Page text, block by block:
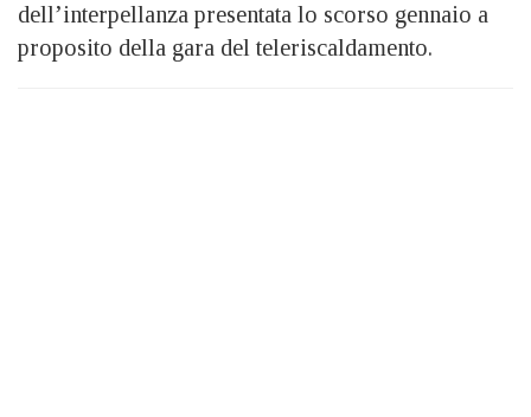
dell’interpellanza presentata lo scorso gennaio a
proposito della gara del teleriscaldamento.